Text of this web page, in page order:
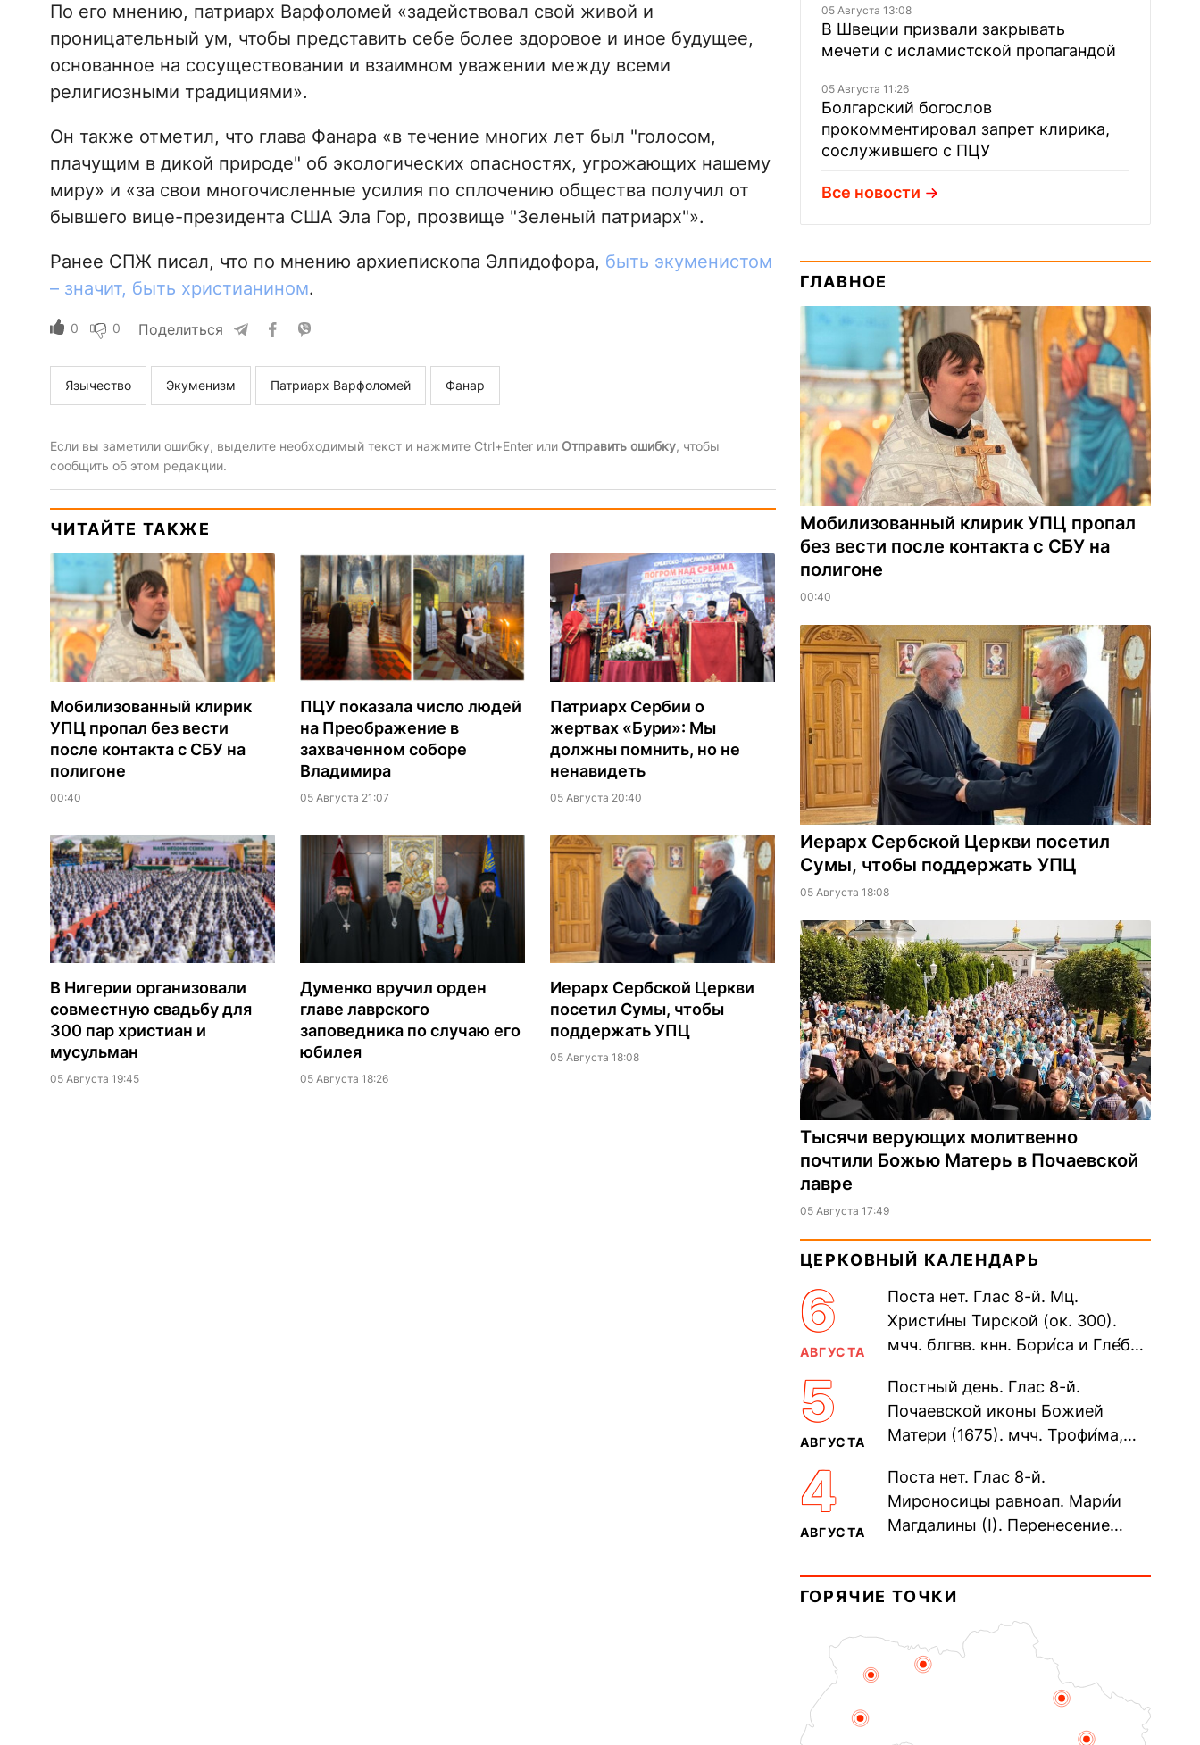
По его мнению, патриарх Варфоломей «задействовал свой живой и
проницательный ум, чтобы представить себе более здоровое и иное будущее,
основанное на сосуществовании и взаимном уважении между всеми
религиозными традициями».
Он также отметил, что глава Фанара «в течение многих лет был "голосом,
плачущим в дикой природе" об экологических опасностях, угрожающих нашему
миру» и «за свои многочисленные усилия по сплочению общества получил от
бывшего вице-президента США Эла Гор, прозвище "Зеленый патриарх"».
Ранее СПЖ писал, что по мнению архиепископа Элпидофора, быть экуменистом
– значит, быть христианином.
0 0 Поделиться
Язычество Экуменизм Патриарх Варфоломей Фанар
Если вы заметили ошибку, выделите необходимый текст и нажмите Ctrl+Enter или Отправить ошибку, чтобы
сообщить об этом редакции.
ЧИТАЙТЕ ТАКЖЕ
Мобилизованный клирик
УПЦ пропал без вести
после контакта с СБУ на
полигоне
00:40
ПЦУ показала число людей
на Преображение в
захваченном соборе
Владимира
05 Августа 21:07
Патриарх Сербии о
жертвах «Бури»: Мы
должны помнить, но не
ненавидеть
05 Августа 20:40
В Нигерии организовали
совместную свадьбу для
300 пар христиан и
мусульман
05 Августа 19:45
Думенко вручил орден
главе лаврского
заповедника по случаю его
юбилея
05 Августа 18:26
Иерарх Сербской Церкви
посетил Сумы, чтобы
поддержать УПЦ
05 Августа 18:08
05 Августа 13:08
В Швеции призвали закрывать
мечети с исламистской пропагандой
05 Августа 11:26
Болгарский богослов
прокомментировал запрет клирика,
сослужившего с ПЦУ
Все новости
ГЛАВНОЕ
Мобилизованный клирик УПЦ пропал
без вести после контакта с СБУ на
полигоне
00:40
Иерарх Сербской Церкви посетил
Сумы, чтобы поддержать УПЦ
05 Августа 18:08
Тысячи верующих молитвенно
почтили Божью Матерь в Почаевской
лавре
05 Августа 17:49
ЦЕРКОВНЫЙ КАЛЕНДАРЬ
6
АВГУСТА
Поста нет. Глас 8-й. Мц.
Христи́ны Тирской (ок. 300).
мчч. блгвв. кнн. Бори́са и Гле́ба,
Дави́да (1015). Прп....
5
АВГУСТА
Постный день. Глас 8-й.
Почаевской иконы Божией
Матери (1675). мчч. Трофи́ма,
мучеников (284–305). прав.
воина Фео́дора...
4
АВГУСТА
Поста нет. Глас 8-й.
Мироносицы равноап. Мари́и
Магдалины (I). Перенесение
Синопского (403–404). Прп.
Корни́лия...
ГОРЯЧИЕ ТОЧКИ